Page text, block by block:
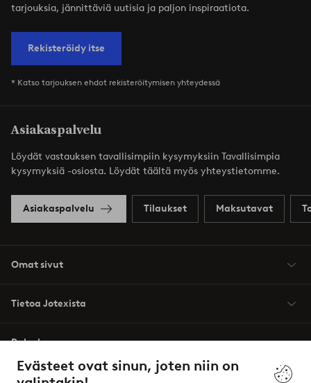
Evästeet ovat sinun, joten niin on
tarjouksia, jännittäviä uutisia ja paljon inspiraatiota.
Rekisteröidy itse
* Katso tarjouksen ehdot rekisteröitymisen yhteydessä
Asiakaspalvelu
Löydät vastauksen tavallisimpiin kysymyksiin Tavallisimpia
kysymyksiä -osiosta. Löydät täältä myös yhteystietomme.
Asiakaspalvelu Tilaukset Maksutavat
Omat sivut
Tietoa Jotexista
Palvelumme